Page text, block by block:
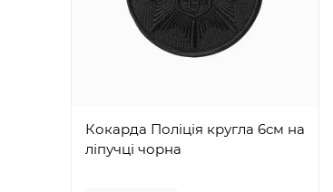
Кокарда Поліція кругла 6см на
ліпучці чорна